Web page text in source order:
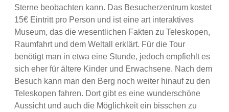
Sterne beobachten kann. Das Besucherzentrum kostet
15€ Eintritt pro Person und ist eine art interaktives
Museum, das die wesentlichen Fakten zu Teleskopen,
Raumfahrt und dem Weltall erklärt. Für die Tour
benötigt man in etwa eine Stunde, jedoch empfiehlt es
sich eher für ältere Kinder und Erwachsene. Nach dem
Besuch kann man den Berg noch weiter hinauf zu den
Teleskopen fahren. Dort gibt es eine wunderschöne
Aussicht und auch die Möglichkeit ein bisschen zu